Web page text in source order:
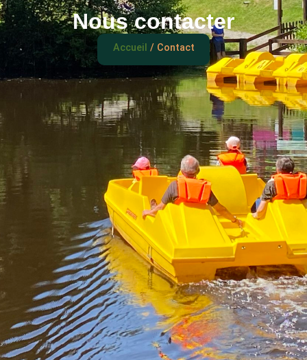
Nous contacter
Accueil / Contact